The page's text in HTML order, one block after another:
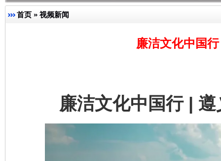
首页 » 视频新闻
廉洁文化中国
廉洁文化中国行 | 遵